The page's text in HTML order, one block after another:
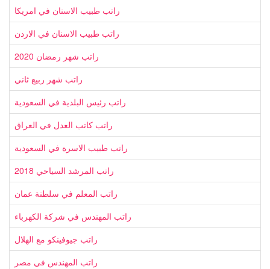
راتب طبيب الاسنان في امريكا
راتب طبيب الاسنان في الاردن
راتب شهر رمضان 2020
راتب شهر ربيع ثاني
راتب رئيس البلدية في السعودية
راتب كاتب العدل في العراق
راتب طبيب الاسرة في السعودية
راتب المرشد السياحي 2018
راتب المعلم في سلطنة عمان
راتب المهندس في شركة الكهرباء
راتب جيوفينكو مع الهلال
راتب المهندس في مصر